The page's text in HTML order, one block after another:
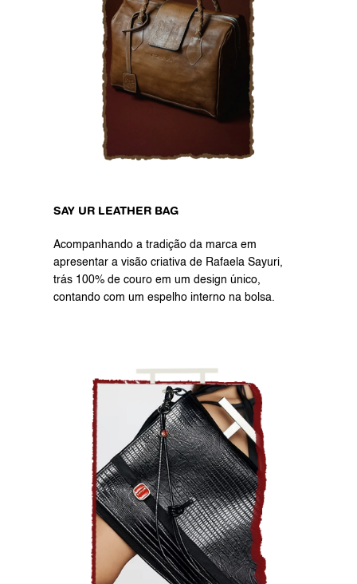
SAY UR LEATHER BAG
Acompanhando a tradição da marca em
apresentar a visão criativa de Rafaela Sayuri,
trás 100% de couro em um design único,
contando com um espelho interno na bolsa.